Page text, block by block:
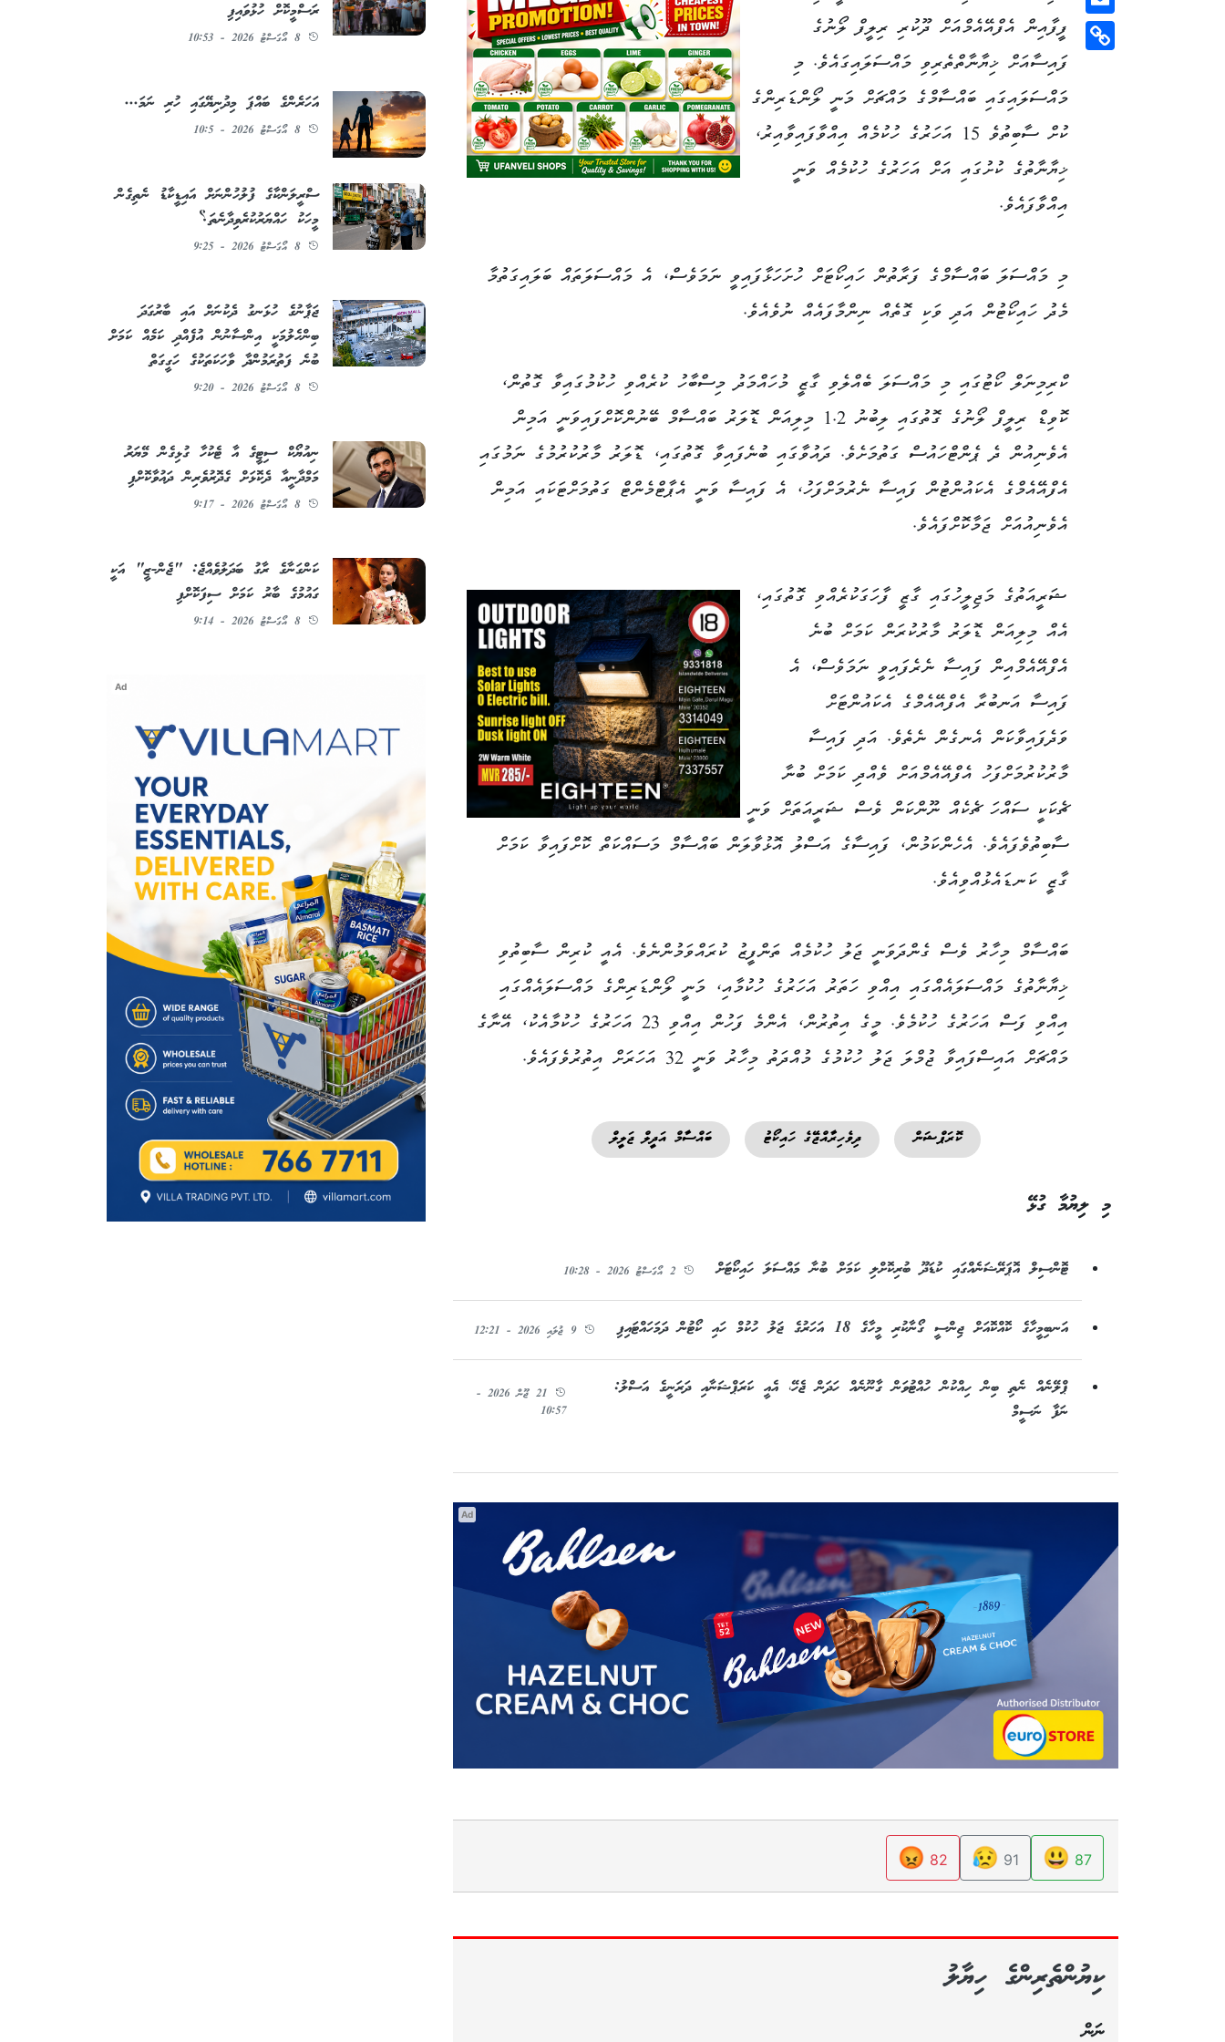
Email
Copy
Link
ފީފާއިން އެފްއޭއެމްއަށް ދޫކުރި ރިލީފް ލޯނުގެ
ފައިސާއަށް ޚިޔާނާތްތެރިވި މައްސަލައިގައެވެ. މި
މައްސަލައިގައި ބައްސާމްގެ މައްޗަށް މަނީ ލޯންޑަރިންގެ
ކުށް ސާބިތުވެ 15 އަހަރުގެ ހުކުމެއް އިއްވާފައިވާއިރު،
ޚިޔާނާތުގެ ކުށުގައި އަށް އަހަރުގެ ހުކުމެއް ވަނީ
އިއްވާފައެވެ.
މި މައްސަލަ ބައްސާމްގެ ފަރާތުން ހައިކޯޓަށް ހުށަހަޅާފައިވީ ނަމަވެސް، އެ މައްސަލަތައް ބަލައިގަތުމާ
މެދު ހައިކޯޓުން އަދި ވަކި ގޮތެއް ނިންމާފައެއް ނުވެއެވެ.
ކްރިމިނަލް ކޯޓުގައި މި މައްސަލަ ބެއްލެވި ގާޒީ މުހައްމަދު މިސްބާހު ކުރެއްވި ހުކުމުގައިވާ ގޮތުން،
ކޮވިޑް ރިލީފް ލޯނުގެ ގޮތުގައި ލިބުނު 1.2 މިލިއަން ޑޮލަރު ބައްސާމް ބޭނުންކޮށްފައިވަނީ އަމިން
އެވެނިއުން ދެ ޕެންޓްހައުސް ގަތުމަށެވެ. ދައުވާގައި ބުނެފައިވާ ގޮތުގައި، ޑޮލަރު މާރުކުރުމުގެ ނަމުގައި
އެފްއޭއެމްގެ އެކައުންޓުން ފައިސާ ނެރުމަށްފަހު، އެ ފައިސާ ވަނީ އެޕާޓްމެންޓް ގަތުމަށްޓަކައި އަމިން
އެވެނިއުއަށް ޖަމާކޮށްފައެވެ.
ޝަރީއަތުގެ މަޖިލީހުގައި ގާޒީ ފާހަގަކުރެއްވި ގޮތުގައި،
އެއް މިލިއަން ޑޮލަރު މާރުކުރަން ކަމަށް ބުނެ
އެފްއޭއެމްއިން ފައިސާ ނެރެފައިވީ ނަމަވެސް، އެ
ފައިސާ އަނބުރާ އެފްއޭއެމްގެ އެކައުންޓަށް
ވަދެފައިވާކަން އެނގެން ނެތެވެ. އަދި ފައިސާ
މާރުކުރުމަށްފަހު އެފްއޭއެމްއަށް ވެއްދި ކަމަށް ބުނާ
ޗެކަކީ ސައްހަ ޗެކެއް ނޫންކަން ވެސް ޝަރީއަތަށް ވަނީ
ސާބިތުވެފައެވެ. އެހެންކަމުން، ފައިސާގެ އަސްލު އޮޅުވާލަން ބައްސާމް މަސައްކަތް ކޮށްފައިވާ ކަމަށް
ގާޒީ ކަނޑައެޅުއްވިއެވެ.
ބައްސާމް މިހާރު ވެސް ގެންދަވަނީ ޖަލު ހުކުމެއް ތަންފީޒު ކުރައްވަމުންނެވެ. އެއީ ކުރިން ސާބިތުވި
ޚިޔާނާތުގެ މައްސަލައެއްގައި އިއްވި ހަތަރު އަހަރުގެ ހުކުމާއި، މަނީ ލޯންޑަރިންގެ މައްސަލައެއްގައި
އިއްވި ފަސް އަހަރުގެ ހުކުމެވެ. މީގެ އިތުރުން، އެންމެ ފަހުން އިއްވި 23 އަހަރުގެ ހުކުމާއެކު، އޭނާގެ
މައްޗަށް އައިސްފައިވާ ޖުމްލަ ޖަލު ހުކުމުގެ މުއްދަތު މިހާރު ވަނީ 32 އަހަރަށް އިތުރުވެފައެވެ.
ކޮރަޕްޝަން ދިވެހިރާއްޖޭގެ ހައިކޯޓު ބައްސާމް އަދީލް ޖަލީލް
މި ލިޔުމާ ގުޅޭ
ޓޮންސިލް އޮޕަރޭޝަނެއްގައި ކުޑަދޫ ބުރިކޮށްލި ކަމަށް ބުނާ މައްސަލަ ހައިކޯޓަށް
އަނބިމީހާގެ ކޮއްކޮއަށް ޖިންސީ ގޯނާކުރި މީހާގެ 18 އަހަރުގެ ޖަލު ހުކުމް ހައި ކޯޓުން ދަމަހައްޓައިފި 9 ޖުލައި 2026 - 12:21
ޕްލޭނެއް ނެތި ބިން ހިއްކުން ހުއްޓުވަން ގާނޫނެއް ހަދަން ޖެހޭ، އެއީ ކަރަޕްޝަނާއި ދަރަނީގެ އަސްލު:
ނަފާ ނަސީމް
21 ޖޫން 2026 -
10:57
Ad
87
😃
91
😥
82
😡
ކިޔުންތެރިންގެ ހިޔާލު
ނަން
ރަސްމީކޮށް ހުޅުވައިފި
8 އޯގަސްޓު 2026 - 10:53
އަހަރެންގެ ބައްޕަ މިދުނިޔޭގައި ހުރި ނަމަ...
8 އޯގަސްޓު 2026 - 10:5
ސްރީލަންކާގެ ފުލުހުންނަށް އައިޑީކާޑު ނެތިގެން
މީހަކު ހައްޔަރުކުރެވިދާނެތަ؟
8 އޯގަސްޓު 2026 - 9:25
ޖަޕާނުގެ ހުޅަނގު ދެކުނަށް އައި ބާރުގަދަ
ބިންހެލުމަކީ އިންސާނުން އުފެއްދި ކަމެއް ކަމަށް
ބުނެ ފަތުރަމުންދާ ވާހަކަތަކުގެ ހަގީގަތް
8 އޯގަސްޓު 2026 - 9:20
ނިއުޔޯކް ސިޓީގެ އާ ޓެކުހާ ގުޅިގެން މޭޔަރު
މަމްދާނީއާ ދެކޮޅަށް ގެދޮރުވެރިން ދައުވާކޮށްފި
8 އޯގަސްޓު 2026 - 9:17
ކަންގަނާގެ ރާގު ބަދަލުވެއްޖެ: "ޖެން-ޒީ" އަކީ
ގައުމުގެ ބާރު ކަމަށް ސިފަކޮށްފި
8 އޯގަސްޓު 2026 - 9:14
Ad